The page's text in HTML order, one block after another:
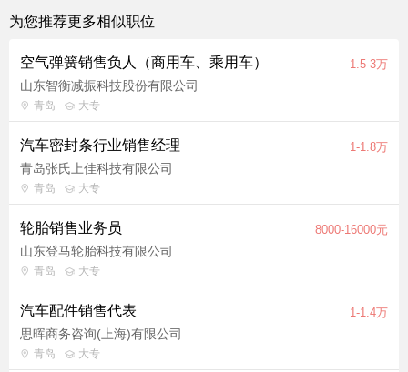
为您推荐更多相似职位
空气弹簧销售负人（商用车、乘用车） 1.5-3万
山东智衡减振科技股份有限公司
青岛 大专
汽车密封条行业销售经理 1-1.8万
青岛张氏上佳科技有限公司
青岛 大专
轮胎销售业务员 8000-16000元
山东登马轮胎科技有限公司
青岛 大专
汽车配件销售代表 1-1.4万
思晖商务咨询(上海)有限公司
青岛 大专